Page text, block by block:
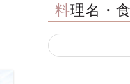
料理名